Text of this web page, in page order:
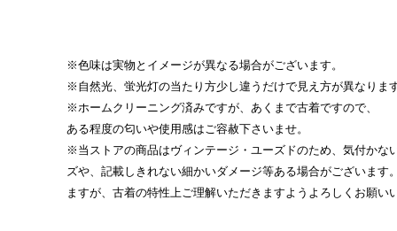
※色味は実物とイメージが異なる場合がございます。
※自然光、蛍光灯の当たり方少し違うだけで見え方が異なりま
※ホームクリーニング済みですが、あくまで古着ですので、
ある程度の匂いや使用感はご容赦下さいませ。
※当ストアの商品はヴィンテージ・ユーズドのため、気付かな
ズや、記載しきれない細かいダメージ等ある場合がございます
ますが、古着の特性上ご理解いただきますようよろしくお願い